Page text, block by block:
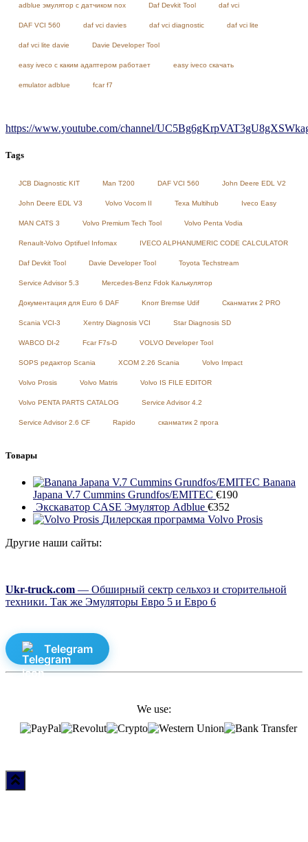
adblue эмулятор с датчиком nox Daf Devkit Tool daf vci
DAF VCI 560 daf vci davies daf vci diagnostic daf vci lite
daf vci lite davie Davie Developer Tool
easy iveco с каким адаптером работает easy iveco скачать
emulator adblue fcar f7
https://www.youtube.com/channel/
Tags
JCB Diagnostic KIT Man T200 DAF VCI 560 John Deere EDL V2
John Deere EDL V3 Volvo Vocom II Texa Multihub Iveco Easy
MAN CATS 3 Volvo Premium Tech Tool Volvo Penta Vodia
Renault-Volvo Optifuel Infomax IVECO ALPHANUMERIC CODE CALCULATOR
Daf Devkit Tool Davie Developer Tool Toyota Techstream
Service Advisor 5.3 Mercedes-Benz Fdok Калькулятор
Документация для Euro 6 DAF Knorr Bremse Udif Сканматик 2 PRO
Scania VCI-3 Xentry Diagnosis VCI Star Diagnosis SD
WABCO DI-2 Fcar F7s-D VOLVO Developer Tool
SOPS редактор Scania XCOM 2.26 Scania Volvo Impact
Volvo Prosis Volvo Matris Volvo IS FILE EDITOR
Volvo PENTA PARTS CATALOG Service Advisor 4.2
Service Advisor 2.6 CF Rapido сканматик 2 прога
Товары
Banana
Japana V.7 Cummins Grundfos/EMITEC €190
Экскаватор CASE Эмулятор Adblue €352
Дилерская программа Volvo Prosis
Другие наши сайты:
Ukr-truck.com — Обширный сектр сельхоз и сторительной
техники. Так же Эмуляторы Евро 5 и Евро 6
Telegram
We use: